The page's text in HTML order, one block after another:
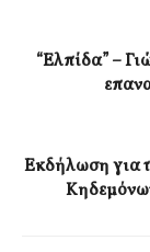
“Ελπίδα” –
Εκδήλωση για